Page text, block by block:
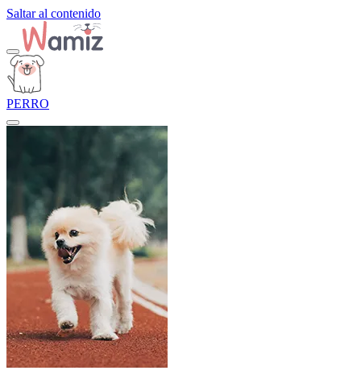
Saltar al contenido
PERRO